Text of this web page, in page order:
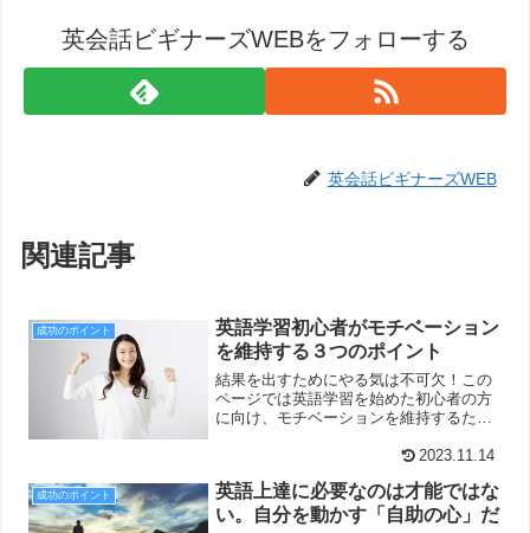
英会話ビギナーズWEBをフォローする
英会話ビギナーズWEB
関連記事
成功のポイント
英語学習初心者がモチベーション
を維持する３つのポイント
結果を出すためにやる気は不可欠！この
ページでは英語学習を始めた初心者の方
に向け、モチベーションを維持するため
なポイントについてお伝えしています。
2023.11.14
成功のポイント
英語上達に必要なのは才能ではな
い。自分を動かす「自助の心」だ